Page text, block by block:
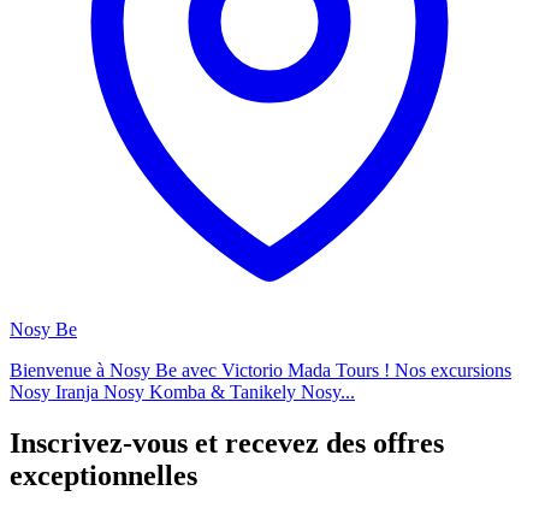
Nosy Be
Bienvenue à Nosy Be avec Victorio Mada Tours ! Nos excursions
Nosy Iranja Nosy Komba & Tanikely Nosy...
Inscrivez-vous et recevez des offres
exceptionnelles